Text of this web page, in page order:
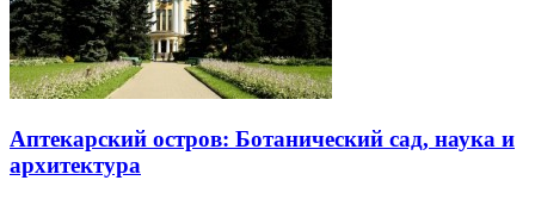
Аптекарский остров: Ботанический сад, наука и
архитектура